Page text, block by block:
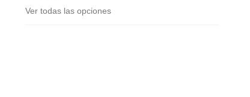
Ver todas las opciones